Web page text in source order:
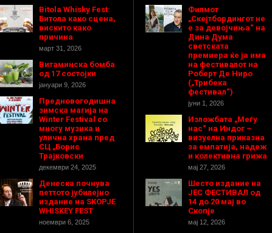
Bitola Whisky Fest:
Битола како сцена,
вискито како
причина
март 31, 2026
Витаминска бомба
од 17 состојки
јануари 9, 2026
Предновогодишнa
зимска магија на
Winter Festival со
многу музика и
улична храна пред
СЦ „Борис
Трајковски
декември 24, 2025
Денеска почнува
петтото јубилејно
издание на SKOPJE
WHISKEY FEST
ноември 6, 2025
Филмот
„Скејтбордингот не
е за девојчиња“ на
Дина Дума
светската
премиера ќе ја има
на фестивалот на
Роберт Де Ниро
(„Трибека
фестивал“)
јуни 1, 2026
Изложбата „Меѓу
нас“ на Индог –
визуелна приказна
за емпатија, надеж
и колективна грижа
мај 27, 2026
Шесто издание на
ЈЕС ФЕСТИВАЛ од
14 до 20 мај во
Скопје
мај 12, 2026